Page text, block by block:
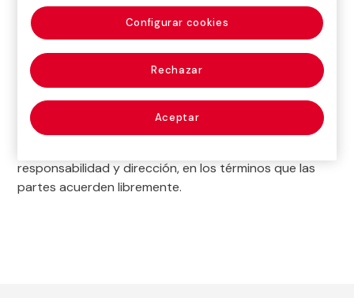
Término utilizado en la práctica aseguradora para
denominar a la persona que, sin un vínculo laboral con
una entidad de seguros, participa eventualmente en la
gestión de determinadas tareas.
También colaborador externo: persona fisica o jurídica
que interviene en la distribución de productos de
responsabilidad y dirección, en los términos que las
partes acuerden libremente.
Rechazar
Aceptar
Configurar cookies